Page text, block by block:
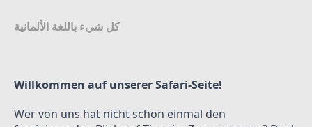
كل شيء باللغة الألمانية
Willkommen auf unserer Safari-Seite!
Wer von uns hat nicht schon einmal den